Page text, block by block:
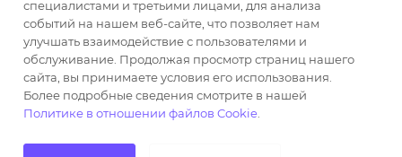
характер и не является публичной офертой
определяемой положениями пункта 2 статьи 437
Гражданского кодекса Российской Федерации.
Использование любых материалов, опубликованных
на https://opt-milena.ru, допустимо только при
наличии письменного разрешения редакции и
активной ссылки на https://opt-milena.ru
специалистами и третьими лицами, для анализа
событий на нашем веб-сайте, что позволяет нам
улучшать взаимодействие с пользователями и
обслуживание. Продолжая просмотр страниц нашего
сайта, вы принимаете условия его использования.
Более подробные сведения смотрите в нашей
Политике в отношении файлов Cookie